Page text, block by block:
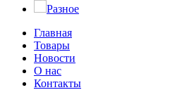
Разное
Главная
Товары
Новости
О нас
Контакты